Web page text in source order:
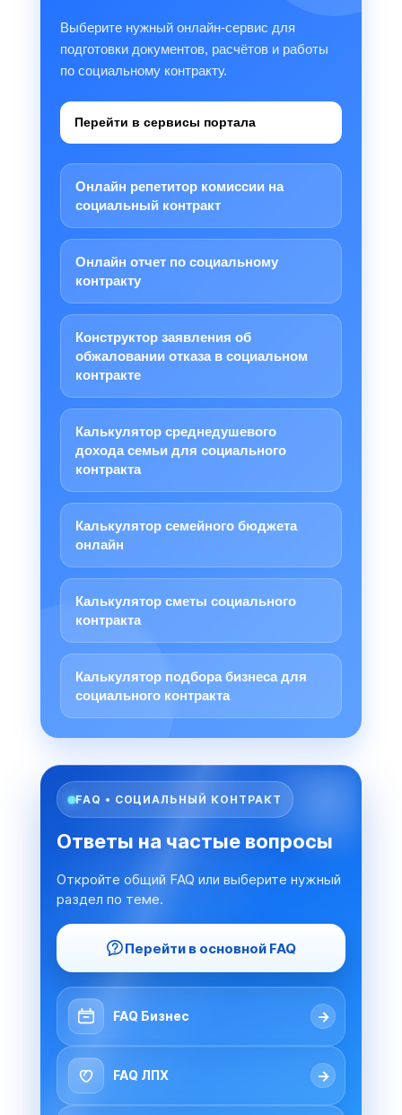
Выберите нужный онлайн-сервис для
подготовки документов, расчётов и работы
по социальному контракту.
Перейти в сервисы портала
Онлайн репетитор комиссии на
социальный контракт
Онлайн отчет по социальному
контракту
Конструктор заявления об
обжаловании отказа в социальном
контракте
Калькулятор среднедушевого
дохода семьи для социального
контракта
Калькулятор семейного бюджета
онлайн
Калькулятор сметы социального
контракта
Калькулятор подбора бизнеса для
социального контракта
FAQ • СОЦИАЛЬНЫЙ КОНТРАКТ
Ответы на частые вопросы
Откройте общий FAQ или выберите нужный
раздел по теме.
Перейти в основной FAQ
FAQ Бизнес →
FAQ ЛПХ →